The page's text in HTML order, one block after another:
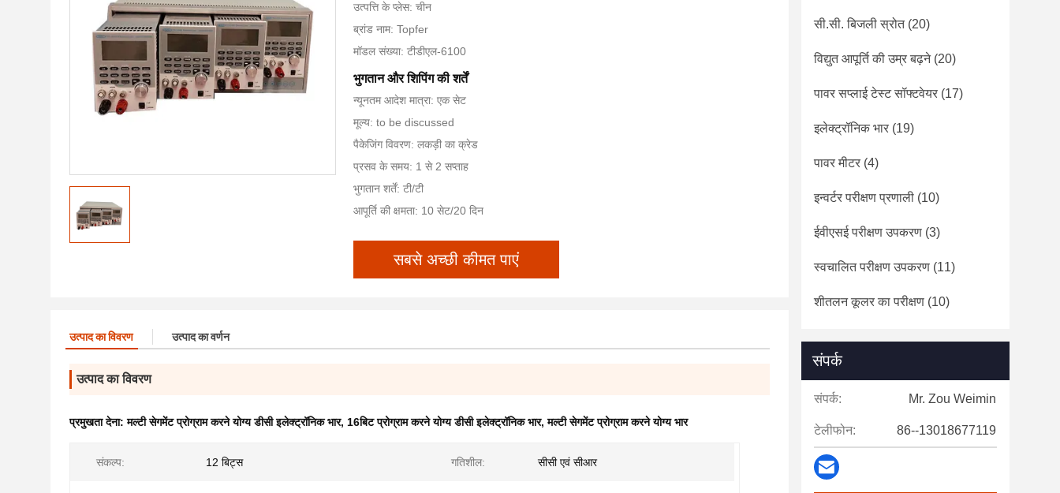
उत्पत्ति के प्लेस: चीन
ब्रांड नाम: Topfer
मॉडल संख्या: टीडीएल-6100
भुगतान और शिपिंग की शर्तें
न्यूनतम आदेश मात्रा: एक सेट
मूल्य: to be discussed
पैकेजिंग विवरण: लकड़ी का क्रेड
प्रसव के समय: 1 से 2 सप्ताह
भुगतान शर्तें: टी/टी
आपूर्ति की क्षमता: 10 सेट/20 दिन
सबसे अच्छी कीमत पाएं
उत्पाद का विवरण उत्पाद का वर्णन
उत्पाद का विवरण
प्रमुखता देना:मल्टी सेगमेंट प्रोग्राम करने योग्य डीसी इलेक्ट्रॉनिक भार, 16बिट प्रोग्राम करने योग्य डीसी इलेक्ट्रॉनिक भार,मल्टी सेगमेंट प्रोग्राम करने योग्य भार
संकल्प: 12 बिट्स गतिशील: सीसी एवं सीआर
सी.सी. बिजली स्रोत(20)
विद्युत आपूर्ति की उम्र बढ़ने(20)
पावर सप्लाई टेस्ट सॉफ्टवेयर (17)
इलेक्ट्रॉनिक भार (19)
पावर मीटर (4)
इन्वर्टर परीक्षण प्रणाली (10)
ईवीएसई परीक्षण उपकरण (3)
स्वचालित परीक्षण उपकरण (11)
शीतलन कूलर का परीक्षण (10)
संपर्क
संपर्क: Mr. Zou Weimin
टेलीफोन: 86--13018677119